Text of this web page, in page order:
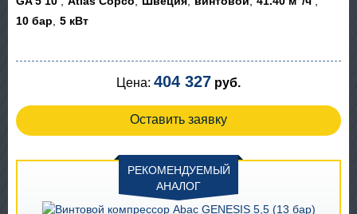
10 бар
5 кВт
Цена: 404 327 руб.
Оставить заявку
РЕКОМЕНДУЕМЫЙ
АНАЛОГ